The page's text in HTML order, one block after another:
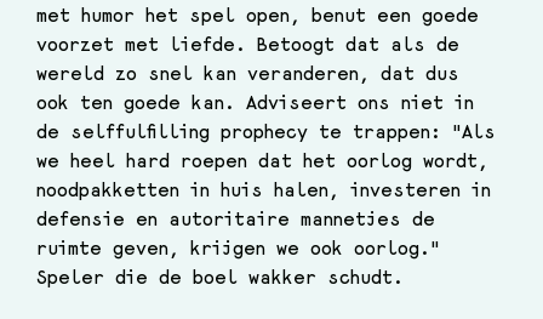
met humor het spel open, benut een goede
voorzet met liefde. Betoogt dat als de
wereld zo snel kan veranderen, dat dus
ook ten goede kan. Adviseert ons niet in
de selffulfilling prophecy te trappen: "Als
we heel hard roepen dat het oorlog wordt,
noodpakketten in huis halen, investeren in
defensie en autoritaire mannetjes de
ruimte geven, krijgen we ook oorlog."
Speler die de boel wakker schudt.